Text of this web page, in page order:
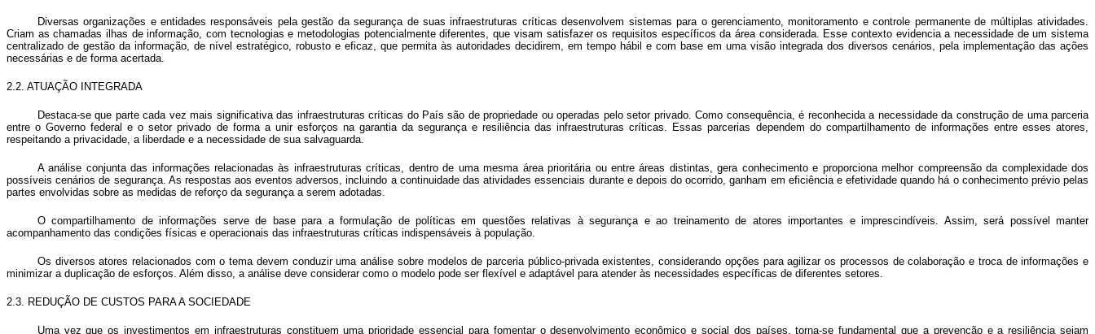
Diversas organizações e entidades responsáveis pela gestão da segurança de suas infraestruturas críticas desenvolvem sistemas para o gerenciamento, monitoramento e controle permanente de múltiplas atividades.
Criam as chamadas ilhas de informação, com tecnologias e metodologias potencialmente diferentes, que visam satisfazer os requisitos específicos da área considerada. Esse contexto evidencia a necessidade de um sistema
centralizado de gestão da informação, de nível estratégico, robusto e eficaz, que permita às autoridades decidirem, em tempo hábil e com base em uma visão integrada dos diversos cenários, pela implementação das ações
necessárias e de forma acertada.
2.2. ATUAÇÃO INTEGRADA
Destaca-se que parte cada vez mais significativa das infraestruturas críticas do País são de propriedade ou operadas pelo setor privado. Como consequência, é reconhecida a necessidade da construção de uma parceria
entre o Governo federal e o setor privado de forma a unir esforços na garantia da segurança e resiliência das infraestruturas críticas. Essas parcerias dependem do compartilhamento de informações entre esses atores,
respeitando a privacidade, a liberdade e a necessidade de sua salvaguarda.
A análise conjunta das informações relacionadas às infraestruturas críticas, dentro de uma mesma área prioritária ou entre áreas distintas, gera conhecimento e proporciona melhor compreensão da complexidade dos
possíveis cenários de segurança. As respostas aos eventos adversos, incluindo a continuidade das atividades essenciais durante e depois do ocorrido, ganham em eficiência e efetividade quando há o conhecimento prévio pelas
partes envolvidas sobre as medidas de reforço da segurança a serem adotadas.
O compartilhamento de informações serve de base para a formulação de políticas em questões relativas à segurança e ao treinamento de atores importantes e imprescindíveis. Assim, será possível manter
acompanhamento das condições físicas e operacionais das infraestruturas críticas indispensáveis à população.
Os diversos atores relacionados com o tema devem conduzir uma análise sobre modelos de parceria público-privada existentes, considerando opções para agilizar os processos de colaboração e troca de informações e
minimizar a duplicação de esforços. Além disso, a análise deve considerar como o modelo pode ser flexível e adaptável para atender às necessidades específicas de diferentes setores.
2.3. REDUÇÃO DE CUSTOS PARA A SOCIEDADE
Uma vez que os investimentos em infraestruturas constituem uma prioridade essencial para fomentar o desenvolvimento econômico e social dos países, torna-se fundamental que a prevenção e a resiliência sejam